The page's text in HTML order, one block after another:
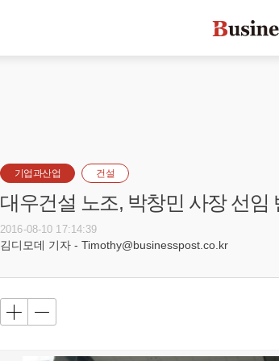
기업과산업 건설
대우건설 노조, 박창민 사장 선임
2016-08-10 17:14:39
김디모데 기자 - Timothy@businesspost.co.kr